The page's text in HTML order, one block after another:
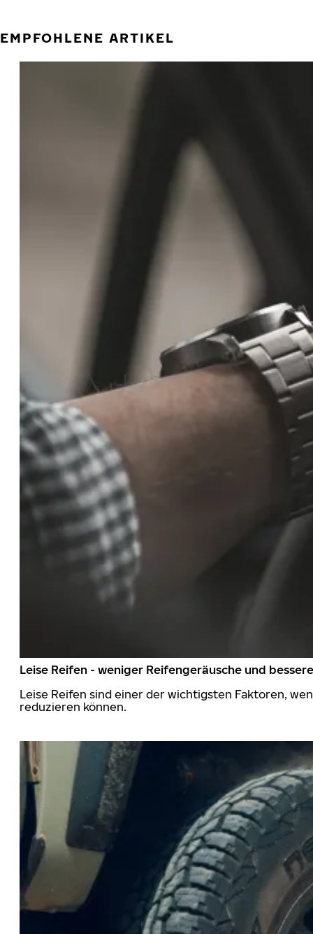
EMPFOHLENE ARTIKEL
Leise Reifen - weniger Reifengeräusche und
Leise Reifen sind einer der wichtigsten Faktoren,
reduzieren können.